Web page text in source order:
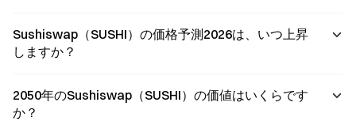
Sushiswap（SUSHI）の価格予測2026は、いつ上昇
しますか？
2050年のSushiswap（SUSHI）の価値はいくらです
か？